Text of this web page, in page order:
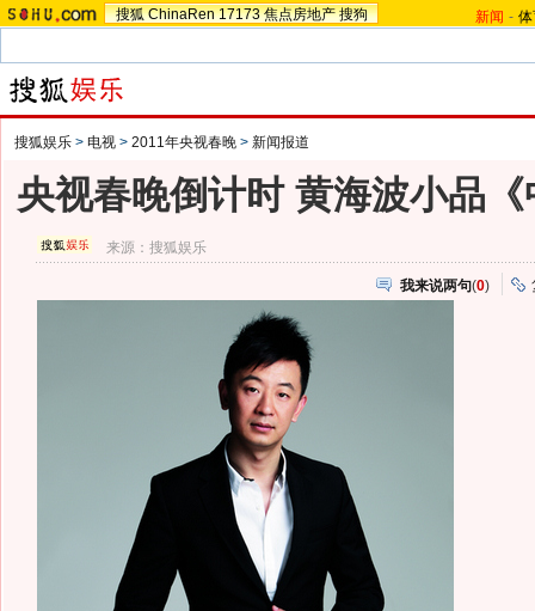
搜狐 ChinaRen 17173 焦点房地产 搜狗 新闻 -
搜狐娱乐 > 电视 > 2011年央视春晚 > 新闻报道
央视春晚倒计时 黄海波小品
来源：搜狐娱乐
我来说两句(0)